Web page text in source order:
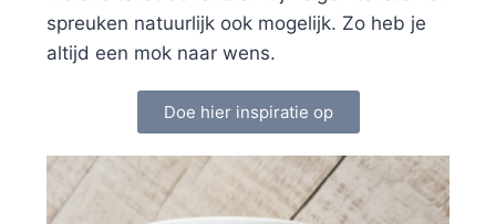
spreuken natuurlijk ook mogelijk. Zo heb je
altijd een mok naar wens.
Doe hier inspiratie op